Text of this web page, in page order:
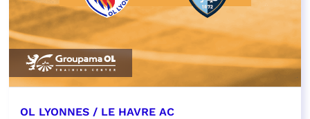
OL LYONNES / LE HAVRE AC